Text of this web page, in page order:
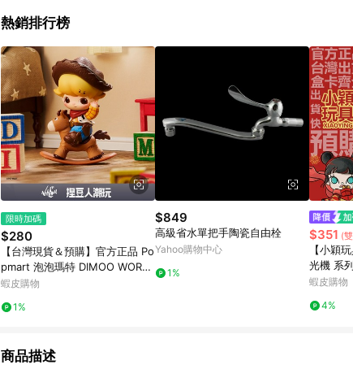
熱銷排行榜
限時加碼
$280
【台灣現貨＆預購】官方正品 Po
pmart 泡泡瑪特 DIMOO WORLD
× PIXAR聯名系列手辦 公仔盲盒
蝦皮購物
1%
$849
高級省水單把手陶瓷自由栓
Yahoo購物中心
1%
$351 (
【小穎
光機 系
禮物
蝦皮購物
4%
商品描述